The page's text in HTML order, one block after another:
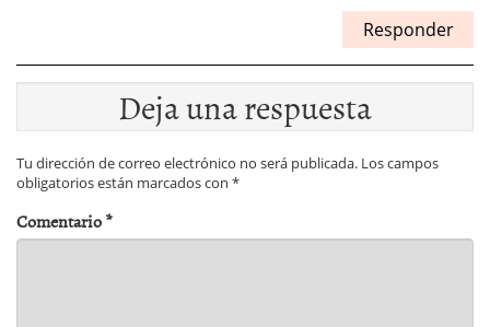
Responder
Deja una respuesta
Tu dirección de correo electrónico no será publicada. Los campos
obligatorios están marcados con *
Comentario*